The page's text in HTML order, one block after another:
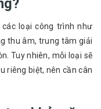
loại công trình như
thu âm, trung tâm giải
Tuy nhiên, mỗi loại sẽ
riêng biệt, nên cần cân